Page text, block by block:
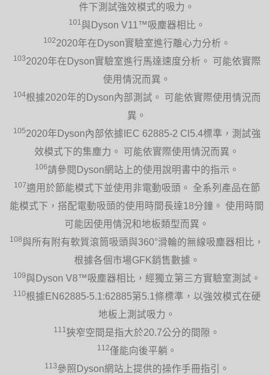
件下測試強效模式的吸力。
101 與Dyson V11™吸塵器相比。
1022020年在Dyson實驗室進行離心力分析。
1032020年在Dyson實驗室進行馬達速度分析。 可能依實際
使用情況而異。
104根據2020年的Dyson內部測試。 可能依實際使用情況而
異。
1052020年Dyson內部依據IEC 62885-2 Cl5.4標準，測試強
效模式下的集塵力。 可能依實際使用情況而異。
106請參閱Dyson網站上的使用說明書中的指示。
107適用於節能模式下並使用非電動吸頭。 全系列產品在節
能模式下，搭配電動吸頭的使用時間長達18分鐘。 使用時間
可能因使用情況和地板類型而異。
108與所有附有軟質滾筒吸頭與360°滑輪的無線吸塵器相比，
根據各個市場GFK銷售數據。
109與Dyson V8™吸塵器相比，經獨立第三方實驗室測試。
110根據EN62885-5.1:62885第5.1條標準，以強效模式在硬
地板上測試吸力。
111 狹窄空間是指大於20.7公分的間隙。
112僅能向後平躺。
113參照Dyson網站上提供的操作手冊指引。